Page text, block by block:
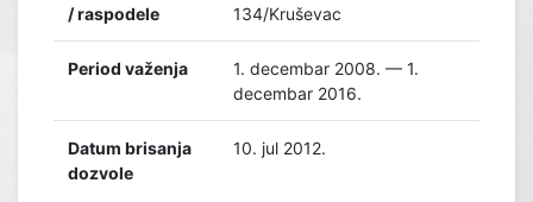
/ raspodele
134/Kruševac
Period važenja
1. decembar 2008. — 1.
decembar 2016.
Datum brisanja
dozvole
10. jul 2012.